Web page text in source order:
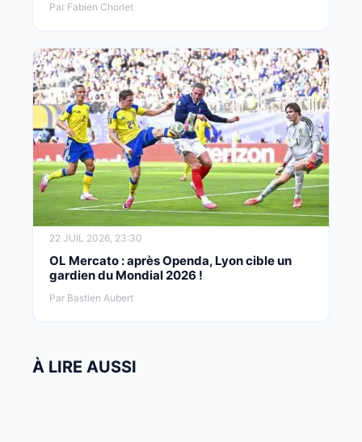
Par Fabien Chorlet
22 JUIL 2026, 23:30
OL Mercato : après Openda, Lyon cible un
gardien du Mondial 2026 !
Par Bastien Aubert
À LIRE AUSSI